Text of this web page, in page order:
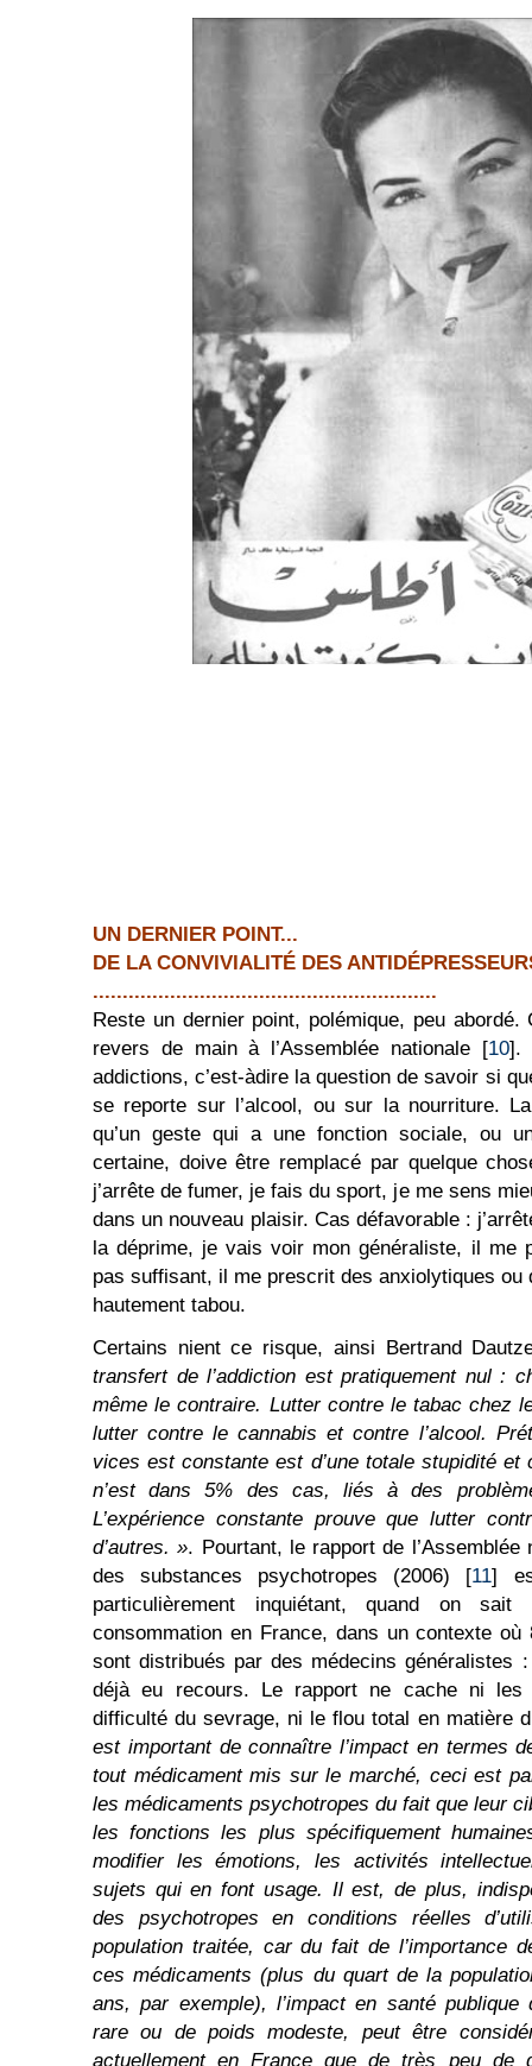
UN DERNIER POINT...
DE LA CONVIVIALITÉ DES
..........................................................
Reste un dernier point, polémique, peu abordé.
revers de main à l’Assemblée nationale [10].
addictions, c’est-àdire la question de savoir si
se reporte sur l’alcool, ou sur la nourriture.
qu’un geste qui a une fonction sociale, ou
certaine, doive être remplacé par quelque
j’arrête de fumer, je fais du sport, je me sens
dans un nouveau plaisir. Cas défavorable :
la déprime, je vais voir mon généraliste, il me
pas suffisant, il me prescrit des anxiolytiques ou
hautement tabou.
Certains nient ce risque, ainsi Bertrand
transfert de l’addiction est pratiquement nul :
même le contraire. Lutter contre le tabac chez
lutter contre le cannabis et contre l’alcool.
vices est constante est d’une totale stupidité
n’est dans 5% des cas, liés à des
L’expérience constante prouve que lutter
d’autres. ». Pourtant, le rapport de
des substances psychotropes (2006) [11]
particulièrement inquiétant, quand on
consommation en France, dans un contexte
sont distribués par des médecins généralistes
déjà eu recours. Le rapport ne cache ni les
difficulté du sevrage, ni le flou total en matière
est important de connaître l’impact en termes
tout médicament mis sur le marché, ceci est
les médicaments psychotropes du fait que leur
les fonctions les plus spécifiquement
modifier les émotions, les activités
sujets qui en font usage. Il est, de plus,
des psychotropes en conditions réelles
population traitée, car du fait de l’importance
ces médicaments (plus du quart de la
ans, par exemple), l’impact en santé publique
rare ou de poids modeste, peut être
actuellement en France que de très peu de